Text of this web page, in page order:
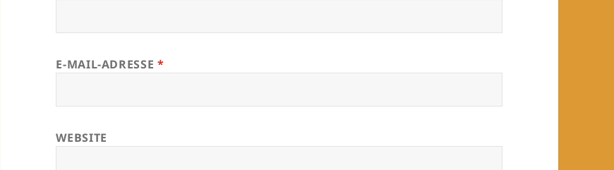
E-MAIL-ADRESSE *
WEBSITE